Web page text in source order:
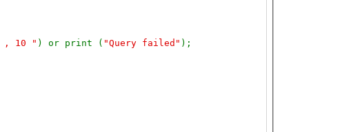
, 10 " ) or print ( "Query failed" );